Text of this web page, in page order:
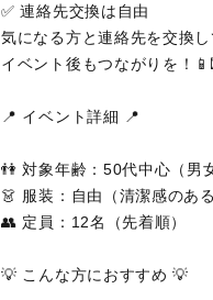
✅ 連絡先交換は自由
気になる方と連絡先を交換し
イベント後もつながりを！
📍 イベント詳細 📍
👫 対象年齢：50代中心（男
👗 服装：自由（清潔感のあ
👥 定員：12名（先着順）
💡 こんな方におすすめ 💡